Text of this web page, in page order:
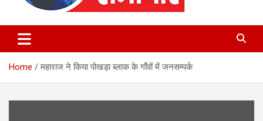
Kathait Samachar – Latest
Uttarakhand News in Hindi,
Uttarakhand News Headlines
Home महाराज ने किया पोखड़ा ब्लाक के गाँवों में जनसम्पर्क